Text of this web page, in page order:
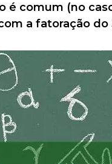
é comum (no
a fatoração do